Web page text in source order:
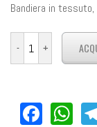
Bandiera in